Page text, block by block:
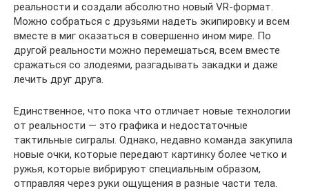
реальности и создали абсолютно новый VR-формат.
Можно собраться с друзьями надеть экипировку и всем
вместе в миг оказаться в совершенно ином мире. По
другой реальности можно перемешаться, всем вместе
сражаться со злодеями, разгадывать закадки и даже
лечить друг друга.
Единственное, что пока что отличает новые технологии
от реальности — это графика и недостаточные
тактильные сигралы. Однако, недавно команда закупила
новые очки, которые передают картинку более четко и
ружья, которые вибрируют специальным образом,
отправляя через руки ощущения в разные части тела.